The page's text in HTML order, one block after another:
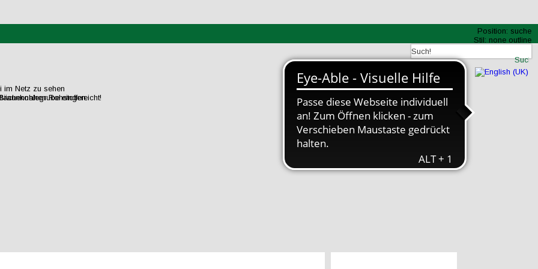
Position: suche
Stil: none outline
im Netz zu sehen
Rohstoffen.
eingereicht!